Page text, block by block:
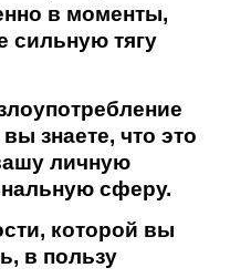
в моменты,
сильную тягу
знаете, что это
личную
сферу.
которой вы
в пользу